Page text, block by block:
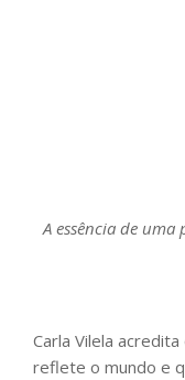
A essência de uma
Carla Vilela
reflete o mundo e